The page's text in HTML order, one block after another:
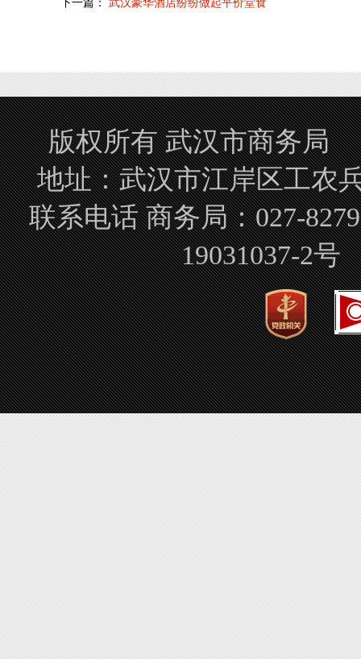
下一篇： 武汉豪华酒店纷纷做起平价堂食
版权所有 武汉市商务局
地址：武汉市江岸区工
联系电话 商务局：027-
19031037-2号